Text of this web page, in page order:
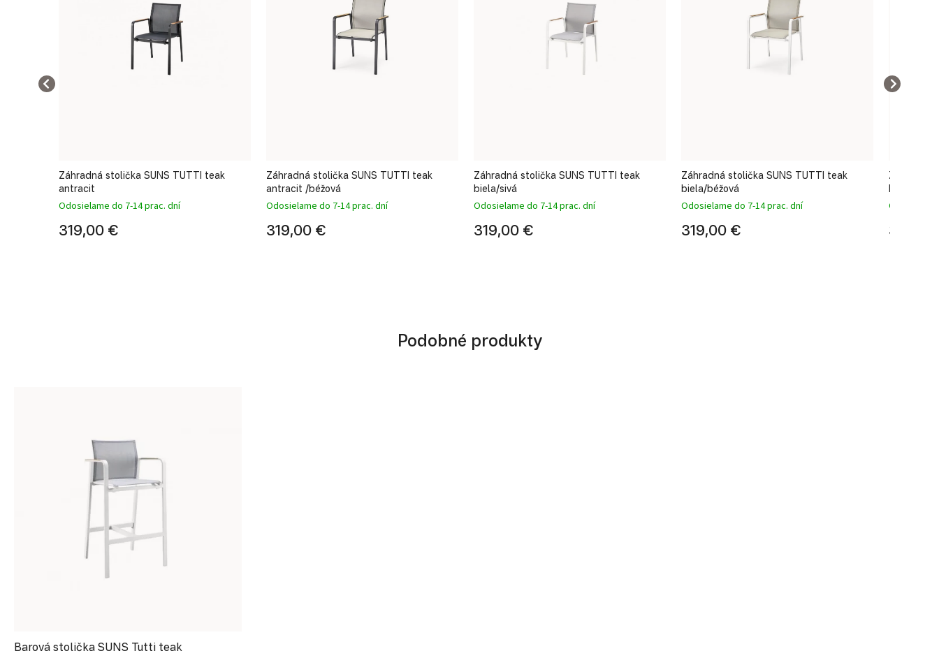
Záhradná stolička SUNS TUTTI teak
antracit
Odosielame do 7-14 prac. dní
319,00 €
Záhradná stolička SUNS TUTTI teak
antracit /béžová
Odosielame do 7-14 prac. dní
319,00 €
Záhradná stolička SUNS TUTTI teak
biela/sivá
Odosielame do 7-14 prac. dní
319,00 €
Záhradná stolička SUNS TUTTI teak
biela/béžová
Odosielame do 7-14 prac. dní
319,00 €
Záhradná
FELICE
Podobné produkty
Barová stolička SUNS Tutti teak